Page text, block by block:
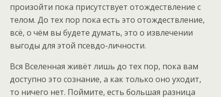
произойти пока присутствует отождествление с
телом. До тех пор пока есть это отождествление,
всё, о чём вы будете думать, это о извлечении
выгоды для этой псевдо-личности.
Вся Вселенная живёт лишь до тех пор, пока вам
доступно это сознание, а как только оно уходит,
то ничего нет. Поймите, есть большая разница